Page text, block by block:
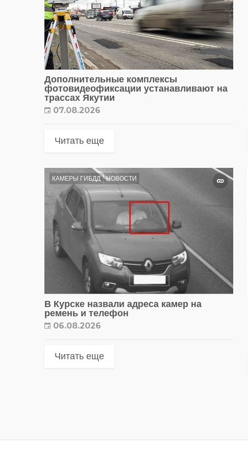
Дополнительные комплексы
фотовидеофиксации устанавливают на
трассах Якутии
07.08.2026
Читать еще
КАМЕРЫ ГИБДД НОВОСТИ
В Курске назвали адреса камер на
ремень и телефон
06.08.2026
Читать еще